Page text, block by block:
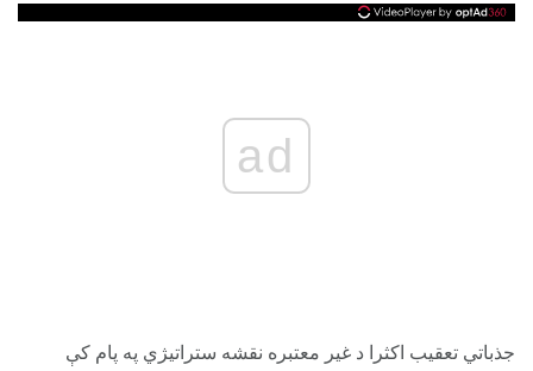
ad
جذباتي تعقیب اکثرا د غیر معتبره نقشه ستراتیژي په پام کې